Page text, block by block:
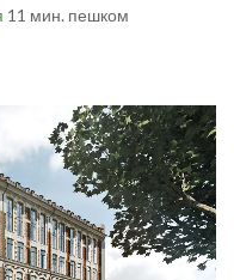
11 мин. пешком